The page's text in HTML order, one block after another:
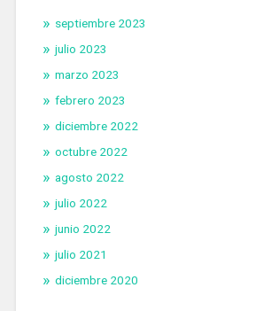
septiembre 2023
julio 2023
marzo 2023
febrero 2023
diciembre 2022
octubre 2022
agosto 2022
julio 2022
junio 2022
julio 2021
diciembre 2020